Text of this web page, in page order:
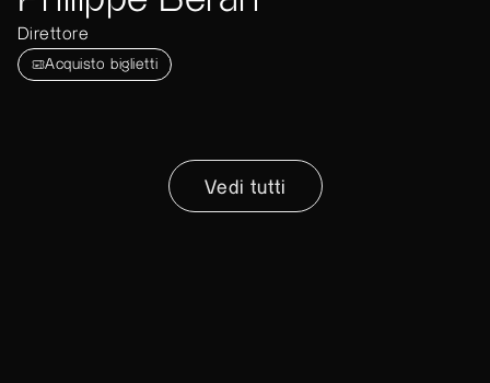
Direttore
Acquisto biglietti
Vedi tutti